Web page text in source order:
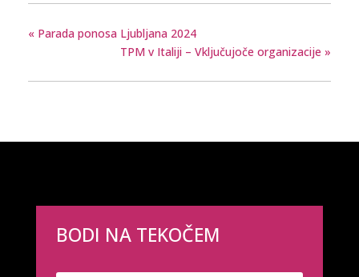
« Parada ponosa Ljubljana 2024
TPM v Italiji – Vključujoče organizacije »
BODI NA TEKOČEM